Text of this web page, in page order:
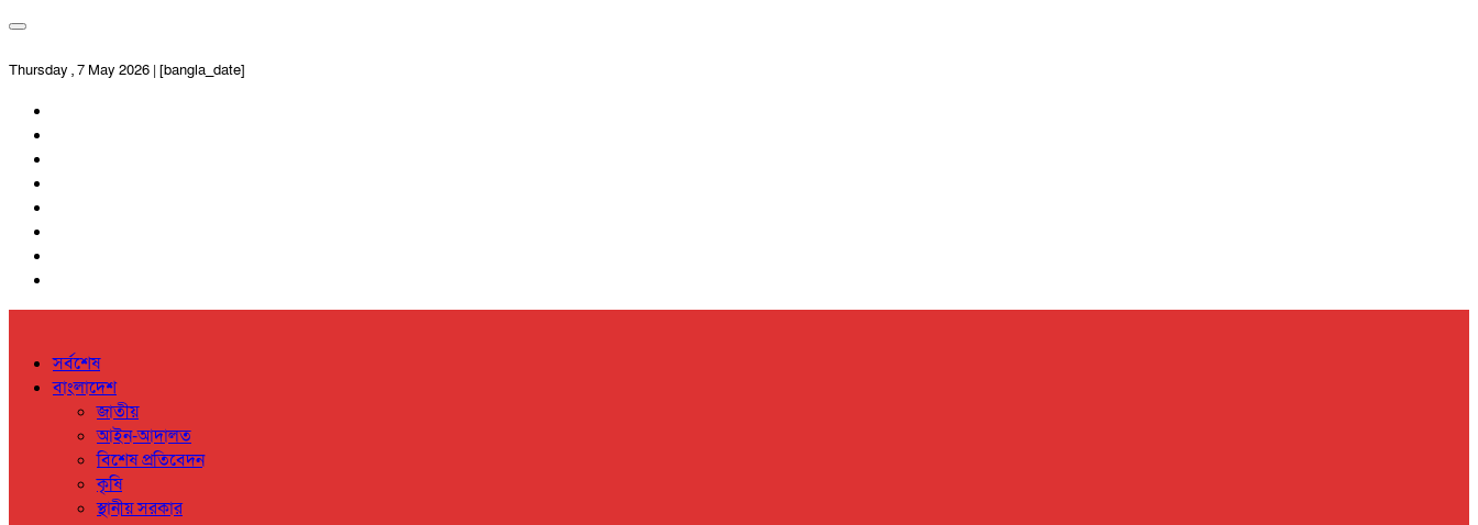
Thursday , 7 May 2026 | [bangla_date]
সর্বশেষ
বাংলাদেশ
জাতীয়
আইন-আদালত
বিশেষ প্রতিবেদন
কৃষি
স্থানীয় সরকার